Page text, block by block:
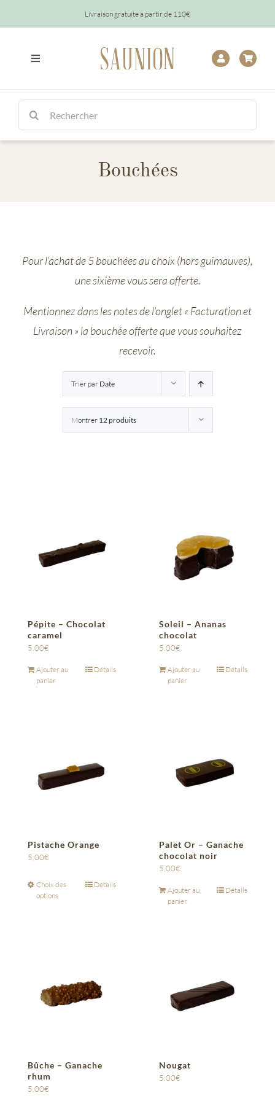
au
Livraison gratuite à partir de 110€
Toggle
Chocolats
Saunion
Rechercher:
Bouchées
Pour l’achat de 5 bouchées au choix (hors guimauves),
une sixième vous sera offerte.
Mentionnez dans les notes de l’onglet « Facturation et
Livraison » la bouchée offerte que vous souhaitez
recevoir.
Trier par Date
Montrer 12 produits
Pépite – Chocolat
caramel
5,00€
Ajouter au
panier
Détails
Soleil – Ananas
chocolat
5,00€
Ajouter au
panier
Détails
Pistache Orange
5,00€
Choix des
options
Détails
Palet Or – Ganache
chocolat noir
5,00€
Ajouter au
panier
Détails
Bûche – Ganache
rhum
5,00€
Nougat
5,00€